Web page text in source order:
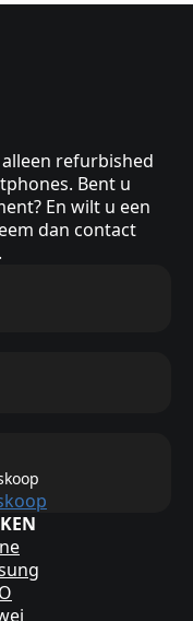
refurbished
Bent u
En wilt u een
dan contact